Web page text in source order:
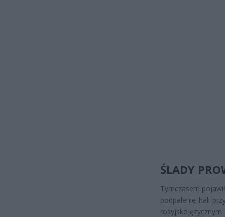
ŚLADY
Tymczasem
podpalenie hali